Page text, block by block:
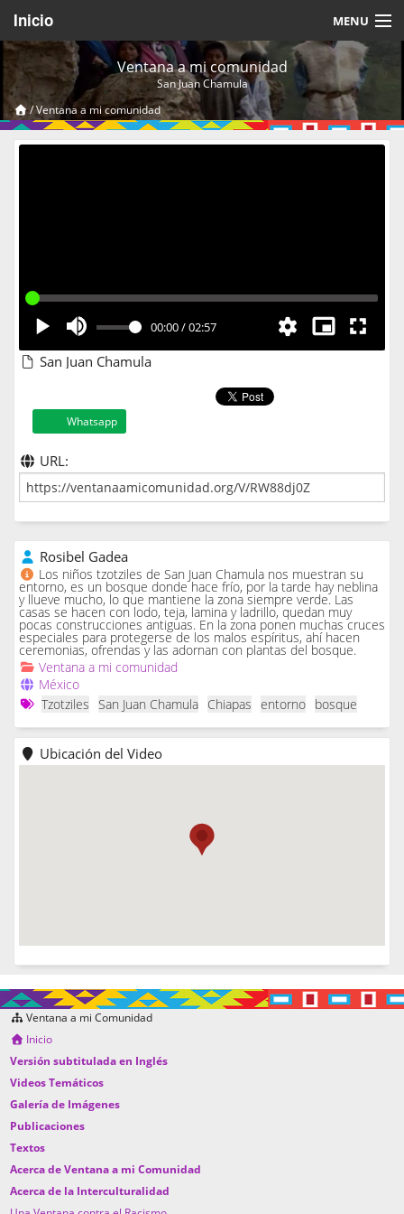
Inicio MENU
Acerca de
Videos Temáticos
Cerrar Sesión
Ventana a mi comunidad
San Juan Chamula
/Ventana a mi comunidad
00:00/02:57
San Juan Chamula
Whatsapp
URL:
Rosibel Gadea
Los niños tzotziles de San Juan Chamula nos muestran su
entorno, es un bosque donde hace frío, por la tarde hay neblina
y llueve mucho, lo que mantiene la zona siempre verde. Las
casas se hacen con lodo, teja, lamina y ladrillo, quedan muy
pocas construcciones antiguas. En la zona ponen muchas cruces
especiales para protegerse de los malos espíritus, ahí hacen
ceremonias, ofrendas y las adornan con plantas del bosque.
Ventana a mi comunidad
México
Tzotziles
San Juan Chamula Chiapas entorno bosque
Ubicación del Video
Ventana a mi Comunidad
Inicio
Versión subtitulada en Inglés
Videos Temáticos
Galería de Imágenes
Publicaciones
Textos
Acerca de Ventana a mi Comunidad
Acerca de la Interculturalidad